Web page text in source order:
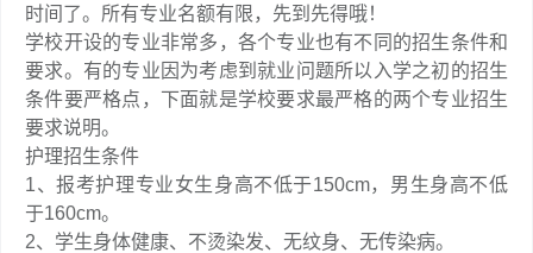
时间了。所有专业名额有限，先到先得哦！
学校开设的专业非常多，各个专业也有不同的招生条件和
要求。有的专业因为考虑到就业问题所以入学之初的招生
条件要严格点，下面就是学校要求最严格的两个专业招生
要求说明。
护理招生条件
1、报考护理专业女生身高不低于150cm，男生身高不低
于160cm。
2、学生身体健康、不烫染发、无纹身、无传染病。